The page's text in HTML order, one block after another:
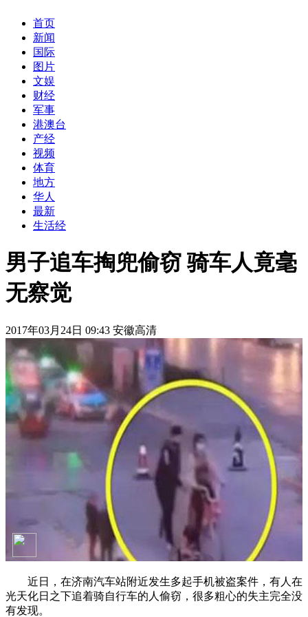
首页
新闻
国际
图片
文娱
财经
军事
港澳台
产经
视频
体育
地方
华人
最新
生活经
男子追车掏兜偷窃 骑车人竟毫
无察觉
2017年03月24日 09:43 安徽高清
近日，在济南汽车站附近发生多起手机被盗案件，有人在
光天化日之下追着骑自行车的人偷窃，很多粗心的失主完全没
有发现。